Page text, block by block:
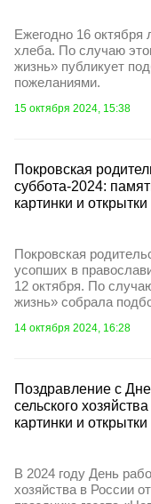
Ежегодно 16
хлеба. По случаю
жизнь» публикует
пожеланиями.
15 октября 2024, 15:38
Покровская
суббота-2024:
картинки и открытки
Покровская
усопших в
12 октября. По
жизнь» собрала
14 октября 2024, 16:28
Поздравление с
сельского
картинки и открытки
В 2024 году День
хозяйства в России